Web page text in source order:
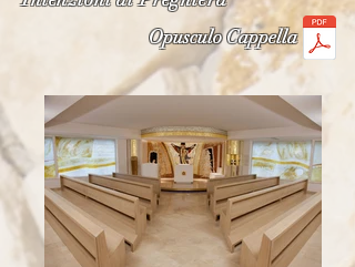
Opusculo Cappella